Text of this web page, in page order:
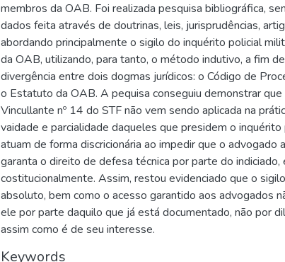
membros da OAB. Foi realizada pesquisa bibliográfica,
dados feita através de doutrinas, leis, jurisprudências,
abordando principalmente o sigilo do inquérito policial
da OAB, utilizando, para tanto, o método indutivo, a fim
divergência entre dois dogmas jurídicos: o Código de
o Estatuto da OAB. A pequisa conseguiu demonstrar que
Vincullante nº 14 do STF não vem sendo aplicada na
vaidade e parcialidade daqueles que presidem o
atuam de forma discricionária ao impedir que o advogado
garanta o direito de defesa técnica por parte do
costitucionalmente. Assim, restou evidenciado que o
absoluto, bem como o acesso garantido aos advogados
ele por parte daquilo que já está documentado, não por
assim como é de seu interesse.
Keywords